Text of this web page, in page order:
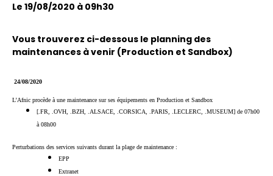
Le 19/08/2020 à 09h30
Vous trouverez ci-dessous le planning des
maintenances à venir (Production et Sandbox)
24/08/2020
L’Afnic procède à une maintenance sur ses équipements en Production et Sandbox
[.FR, .OVH, .BZH, .ALSACE, .CORSICA, .PARIS, .LECLERC, .MUSEUM] de 07h00
à 08h00
Perturbations des services suivants durant la plage de maintenance :
EPP
Extranet